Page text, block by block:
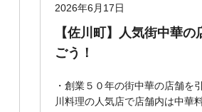
2026年6月17日
【佐川町】人気街中華の
ごう！
・創業５０年の街中華の店舗を
川料理の人気店で店舗内は中華